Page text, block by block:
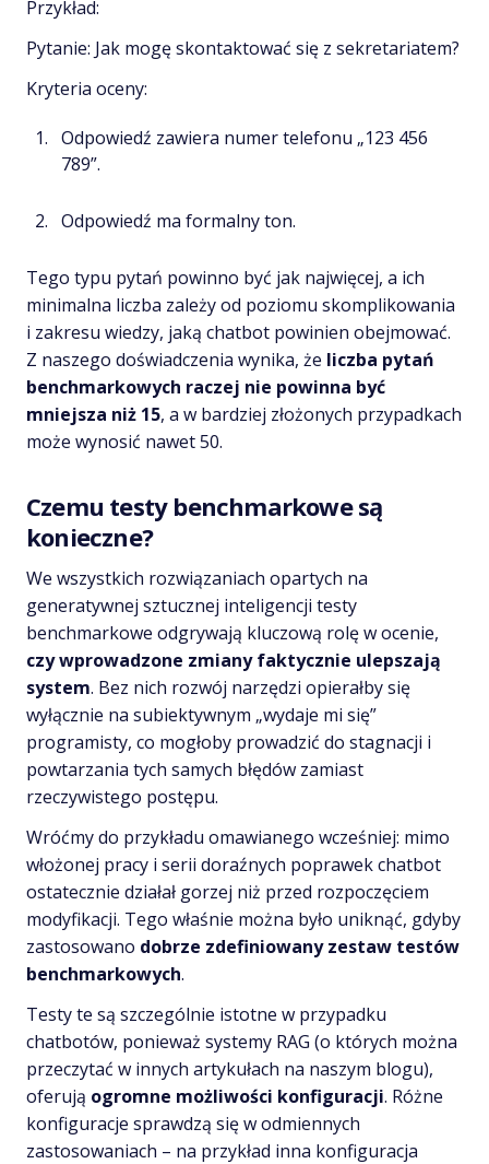
Przykład:
Pytanie: Jak mogę skontaktować się z sekretariatem?
Kryteria oceny:
Odpowiedź zawiera numer telefonu „123 456
789”.
Odpowiedź ma formalny ton.
Tego typu pytań powinno być jak najwięcej, a ich
minimalna liczba zależy od poziomu skomplikowania
i zakresu wiedzy, jaką chatbot powinien obejmować.
Z naszego doświadczenia wynika, że liczba pytań
benchmarkowych raczej nie powinna być
mniejsza niż 15, a w bardziej złożonych przypadkach
może wynosić nawet 50.
Czemu testy benchmarkowe są
konieczne?
We wszystkich rozwiązaniach opartych na
generatywnej sztucznej inteligencji testy
benchmarkowe odgrywają kluczową rolę w ocenie,
czy wprowadzone zmiany faktycznie ulepszają
system. Bez nich rozwój narzędzi opierałby się
wyłącznie na subiektywnym „wydaje mi się”
programisty, co mogłoby prowadzić do stagnacji i
powtarzania tych samych błędów zamiast
rzeczywistego postępu.
Wróćmy do przykładu omawianego wcześniej: mimo
włożonej pracy i serii doraźnych poprawek chatbot
ostatecznie działał gorzej niż przed rozpoczęciem
modyfikacji. Tego właśnie można było uniknąć, gdyby
zastosowano dobrze zdefiniowany zestaw testów
benchmarkowych.
Testy te są szczególnie istotne w przypadku
chatbotów, ponieważ systemy RAG (o których można
przeczytać w innych artykułach na naszym blogu),
oferują ogromne możliwości konfiguracji. Różne
konfiguracje sprawdzą się w odmiennych
zastosowaniach – na przykład inna konfiguracja